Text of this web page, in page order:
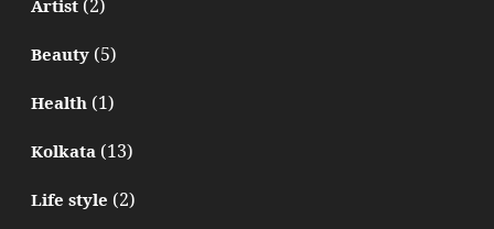
Artist(2)
Beauty(5)
Health(1)
Kolkata(13)
Life style (2)